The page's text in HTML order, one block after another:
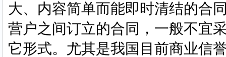
大、内容简单而能即时清结的合
营户之间订立的合同，一般不宜
它形式。尤其是我国目前商业信